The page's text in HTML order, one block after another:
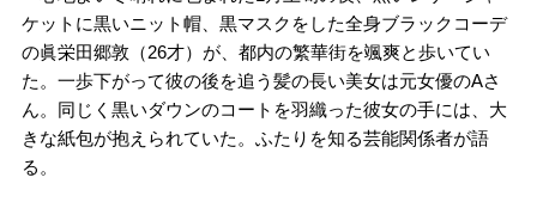
ケットに黒いニット帽、黒マスクをした全身ブラックコーデ
の眞栄田郷敦（26才）が、都内の繁華街を颯爽と歩いてい
た。一歩下がって彼の後を追う髪の長い美女は元女優のAさ
ん。同じく黒いダウンのコートを羽織った彼女の手には、大
きな紙包が抱えられていた。ふたりを知る芸能関係者が語
る。